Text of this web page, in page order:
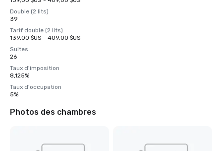
Double (2 lits)
39
Tarif double (2 lits)
139,00 $US - 409,00 $US
Suites
26
Taux d'imposition
8,125%
Taux d'occupation
5%
Photos des chambres